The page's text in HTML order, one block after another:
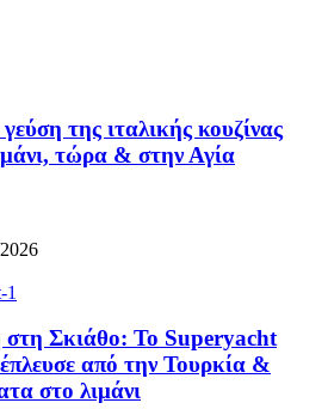
της ιταλικής κουζίνας
τώρα & στην Αγία
στη Σκιάθο: Το Superyacht
από την Τουρκία &
στο λιμάνι